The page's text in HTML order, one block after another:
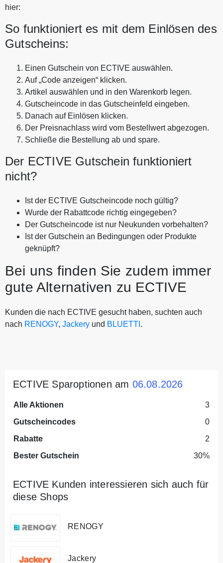
hier:
So funktioniert es mit dem Einlösen des
Gutscheins:
Einen Gutschein von ECTIVE auswählen.
Auf „Code anzeigen“ klicken.
Artikel auswählen und in den Warenkorb legen.
Gutscheincode in das Gutscheinfeld eingeben.
Danach auf Einlösen klicken.
Der Preisnachlass wird vom Bestellwert abgezogen.
Schließe die Bestellung ab und spare.
Der ECTIVE Gutschein funktioniert
nicht?
Ist der ECTIVE Gutscheincode noch gültig?
Wurde der Rabattcode richtig eingegeben?
Der Gutscheincode ist nur Neukunden vorbehalten?
Ist der Gutschein an Bedingungen oder Produkte
geknüpft?
Bei uns finden Sie zudem immer
gute Alternativen zu ECTIVE
Kunden die nach ECTIVE gesucht haben, suchten auch
nach RENOGY, Jackery und BLUETTI .
ECTIVE Sparoptionen am 06.08.2026
Alle Aktionen
3
Gutscheincodes
0
Rabatte
2
Bester Gutschein
30%
ECTIVE Kunden interessieren sich auch für
diese Shops
RENOGY
Jackery